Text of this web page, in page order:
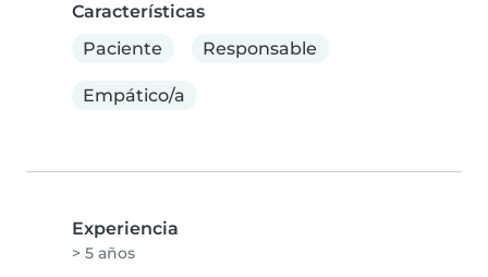
Características
Paciente
Responsable
Empático/a
Experiencia
> 5 años